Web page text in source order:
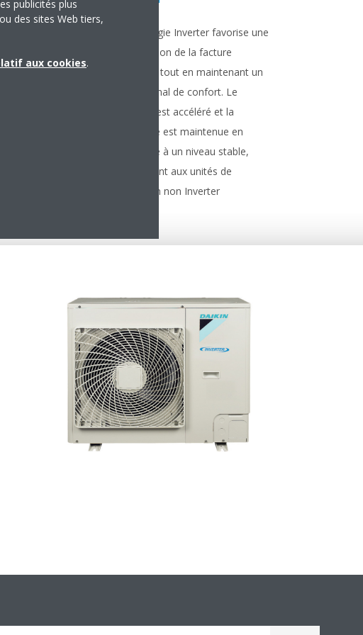
Daikin
d'un
à une
La technologie Inverter favorise une
forte réduction de la facture
énergétique tout en maintenant un
niveau optimal de confort. Le
démarrage est accéléré et la
température est maintenue en
permanence à un niveau stable,
contrairement aux unités de
climatisation non Inverter
publicités plus
des sites Web tiers,
aux cookies.